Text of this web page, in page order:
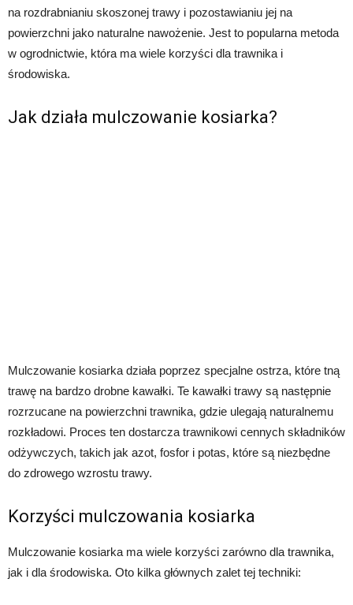
na rozdrabnianiu skoszonej trawy i pozostawianiu jej na
powierzchni jako naturalne nawożenie. Jest to popularna metoda
w ogrodnictwie, która ma wiele korzyści dla trawnika i
środowiska.
Jak działa mulczowanie kosiarka?
Mulczowanie kosiarka działa poprzez specjalne ostrza, które tną
trawę na bardzo drobne kawałki. Te kawałki trawy są następnie
rozrzucane na powierzchni trawnika, gdzie ulegają naturalnemu
rozkładowi. Proces ten dostarcza trawnikowi cennych składników
odżywczych, takich jak azot, fosfor i potas, które są niezbędne
do zdrowego wzrostu trawy.
Korzyści mulczowania kosiarka
Mulczowanie kosiarka ma wiele korzyści zarówno dla trawnika,
jak i dla środowiska. Oto kilka głównych zalet tej techniki: